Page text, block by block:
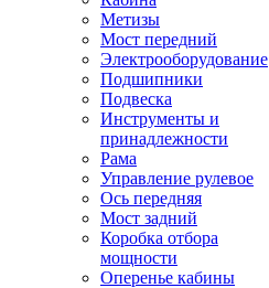
Метизы
Мост передний
Электрооборудование
Подшипники
Подвеска
Инструменты и
принадлежности
Рама
Управление рулевое
Ось передняя
Мост задний
Коробка отбора
мощности
Оперенье кабины